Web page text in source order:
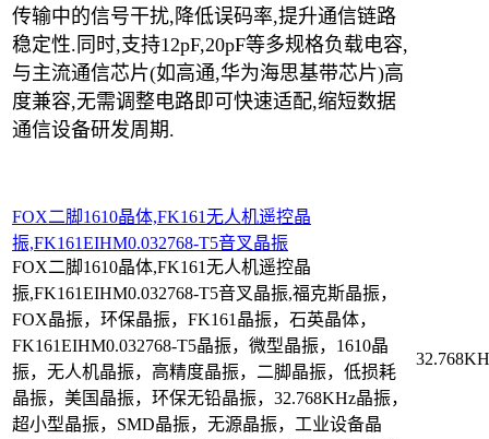
传输中的信号干扰,降低误码率,提升通信链路
稳定性.同时,支持12pF,20pF等多规格负载电容,
与主流通信芯片(如高通,华为海思基带芯片)高
度兼容,无需调整电路即可快速适配,缩短数据
通信设备研发周期.
FOX二脚1610晶体,FK161无人机遥控晶
振,FK161EIHM0.032768-T5音叉晶振
FOX二脚1610晶体,FK161无人机遥控晶
振,FK161EIHM0.032768-T5音叉晶振,福克斯晶振，
FOX晶振，环保晶振， FK161 晶振， 石英晶体，
FK161EIHM0.032768-T5晶振， 微型晶振， 1610晶
振，无人机晶振， 高精度晶振，二脚晶振， 低损耗
晶振， 美国晶振， 环保无铅晶振， 32.768KHz晶振，
超小型晶振， SMD晶振，无源晶振，工业设备晶